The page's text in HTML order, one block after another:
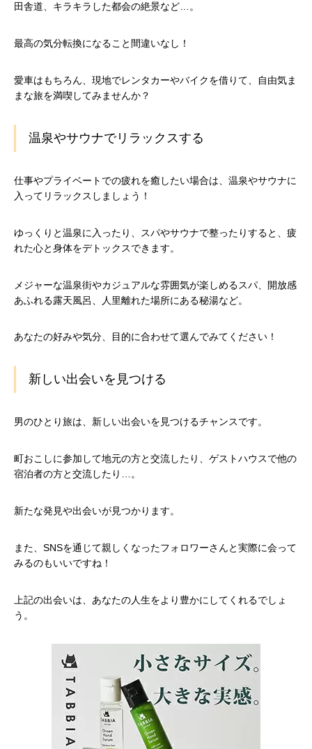
田舎道、キラキラした都会の絶景など…。
最高の気分転換になること間違いなし！
愛車はもちろん、現地でレンタカーやバイクを借りて、自由気ま
まな旅を満喫してみませんか？
温泉やサウナでリラックスする
仕事やプライベートでの疲れを癒したい場合は、温泉やサウナに
入ってリラックスしましょう！
ゆっくりと温泉に入ったり、スパやサウナで整ったりすると、疲
れた心と身体をデトックスできます。
メジャーな温泉街やカジュアルな雰囲気が楽しめるスパ、開放感
あふれる露天風呂、人里離れた場所にある秘湯など。
あなたの好みや気分、目的に合わせて選んでみてください！
新しい出会いを見つける
男のひとり旅は、新しい出会いを見つけるチャンスです。
町おこしに参加して地元の方と交流したり、ゲストハウスで他の
宿泊者の方と交流したり…。
新たな発見や出会いが見つかります。
また、SNSを通じて親しくなったフォロワーさんと実際に会って
みるのもいいですね！
上記の出会いは、あなたの人生をより豊かにしてくれるでしょ
う。